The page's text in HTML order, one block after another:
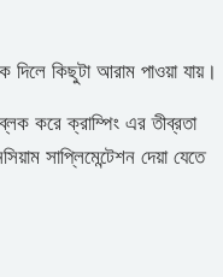
কিছুটা আরাম পাওয়া যায়।
করে ক্রাম্পিং এর তীব্রতা
সাপ্লিমেন্টেশন দেয়া যেতে